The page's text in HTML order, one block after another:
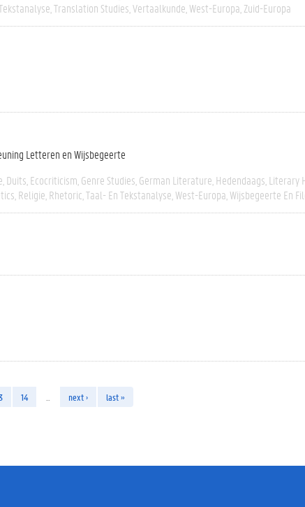
Translation Studies Vertaalkunde West-Europa Zuid-Europa
Letteren en Wijsbegeerte
Duits Ecocriticism Genre Studies German Literature Hedendaags Literary
Religie Rhetoric Taal- En Tekstanalyse West-Europa Wijsbegeerte En
14 next › last »